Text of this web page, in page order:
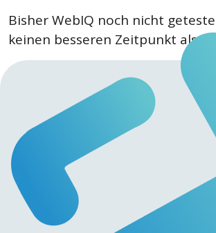
Bisher WebIQ noch nicht
keinen besseren Zeitpunkt als